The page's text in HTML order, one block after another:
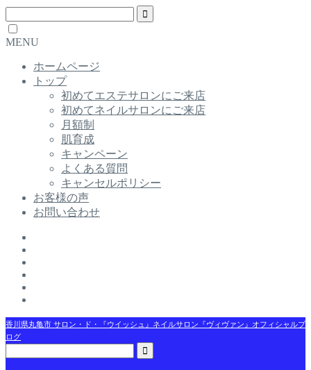
MENU
ホームページ
トップ
初めてエステサロンにご来店
初めてネイルサロンにご来店
月額制
肌育成
キャンペーン
よくある質問
キャンセルポリシー
お客様の声
お問い合わせ
香川県丸亀市 サロン・ド・『ウイッシュ』ネイルサロン『ヴィヴァン』オフィシャルブ
ログ